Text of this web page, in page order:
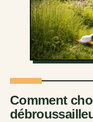
Comment